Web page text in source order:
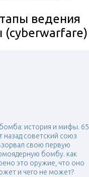
ведения
(cyberwarfare)
история и мифы. 65
назад советский союз
свою первую
бомбу. как
это оружие, что оно
и чего не может?